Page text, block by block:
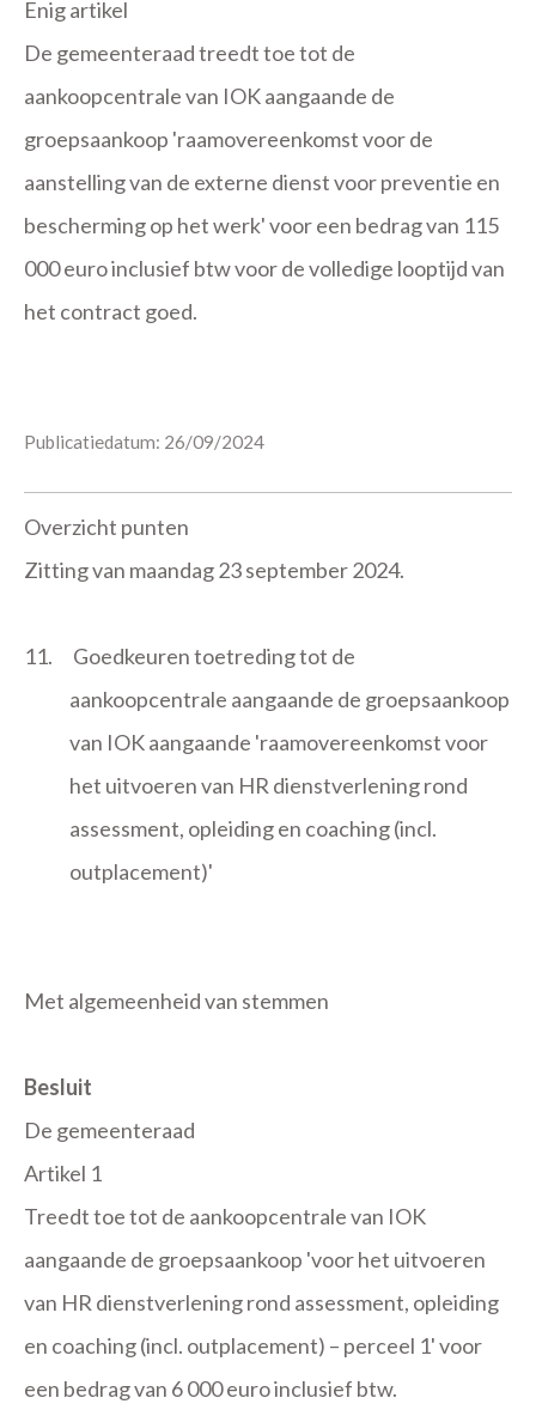
Enig artikel
De gemeenteraad treedt toe tot de
aankoopcentrale van IOK aangaande de
groepsaankoop 'raamovereenkomst voor de
aanstelling van de externe dienst voor preventie en
bescherming op het werk' voor een bedrag van 115
000 euro inclusief btw voor de volledige looptijd van
het contract goed.
Publicatiedatum: 26/09/2024
Overzicht punten
Zitting van maandag 23 september 2024.
11.
Goedkeuren toetreding tot de
aankoopcentrale aangaande de groepsaankoop
van IOK aangaande 'raamovereenkomst voor
het uitvoeren van HR dienstverlening rond
assessment, opleiding en coaching (incl.
outplacement)'
Met algemeenheid van stemmen
Besluit
De gemeenteraad
Artikel 1
Treedt toe tot de aankoopcentrale van IOK
aangaande de groepsaankoop 'voor het uitvoeren
van HR dienstverlening rond assessment, opleiding
en coaching (incl. outplacement) – perceel 1' voor
een bedrag van 6 000 euro inclusief btw.